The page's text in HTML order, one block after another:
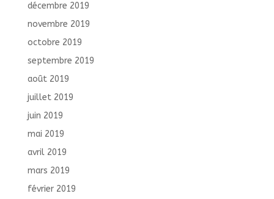
décembre 2019
novembre 2019
octobre 2019
septembre 2019
août 2019
juillet 2019
juin 2019
mai 2019
avril 2019
mars 2019
février 2019